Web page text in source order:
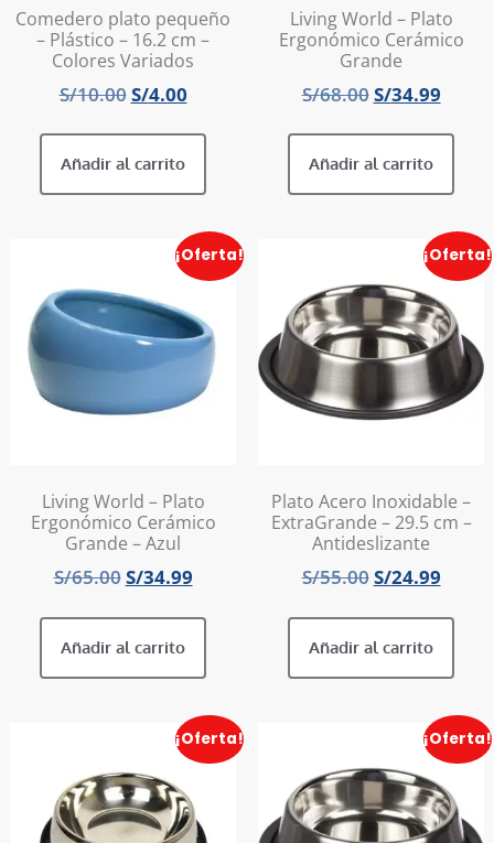
Comedero plato pequeño
– Plástico – 16.2 cm –
Colores Variados
S/10.00S/4.00
Añadir al carrito
Living World – Plato
Ergonómico Cerámico
Grande
S/68.00S/34.99
Añadir al carrito
¡Oferta!
Living World – Plato
Ergonómico Cerámico
Grande – Azul
S/65.00S/34.99
Añadir al carrito
¡Oferta!
Plato Acero Inoxidable –
ExtraGrande – 29.5 cm –
Antideslizante
S/55.00S/24.99
Añadir al carrito
¡Oferta! ¡Oferta!